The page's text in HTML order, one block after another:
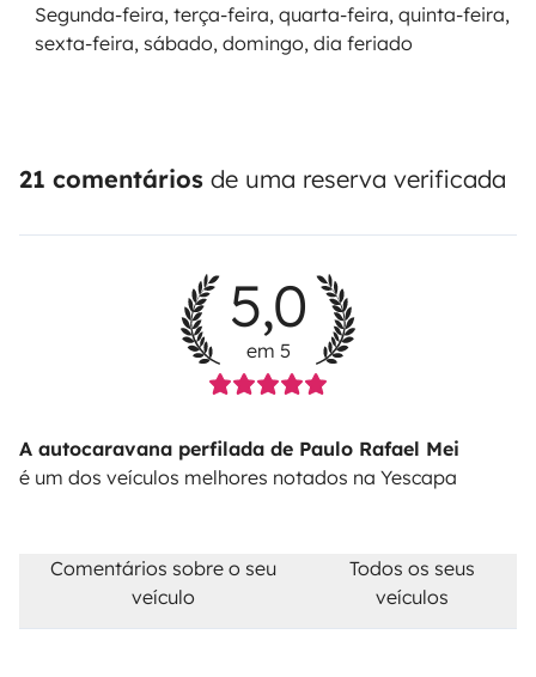
Segunda-feira, terça-feira, quarta-feira, quinta-feira,
sexta-feira, sábado, domingo, dia feriado
21 comentários de uma reserva verificada
5,0
em 5
A autocaravana perfilada de Paulo Rafael Mei
é um dos veículos melhores notados na Yescapa
Comentários sobre o seu
veículo
Todos os seus
veículos